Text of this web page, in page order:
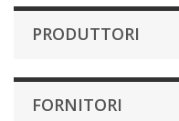
PRODUTTORI
FORNITORI